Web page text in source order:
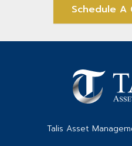
Schedule A
Talis Asset